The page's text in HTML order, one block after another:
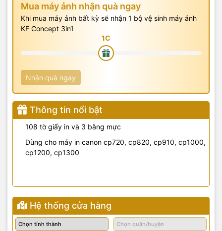
Mua máy ảnh nhận quà ngay
Khi mua máy ảnh bất kỳ sẽ nhận 1 bộ vệ sinh máy ảnh
KF Concept 3in1
Nhận quà ngay
Thông tin nổi bật
108 tờ giấy in và 3 băng mực
Dùng cho máy in canon cp720, cp820, cp910, cp1000,
cp1200, cp1300
Hệ thống cửa hàng